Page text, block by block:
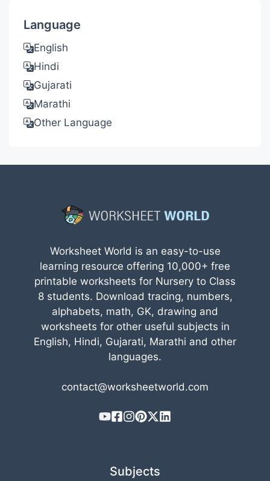
Language
English
Hindi
Gujarati
Marathi
Other Language
Worksheet World is an easy-to-use
learning resource offering 10,000+ free
printable worksheets for Nursery to Class
8 students. Download tracing, numbers,
alphabets, math, GK, drawing and
worksheets for other useful subjects in
English, Hindi, Gujarati, Marathi and other
languages.
contact@worksheetworld.com
Subjects